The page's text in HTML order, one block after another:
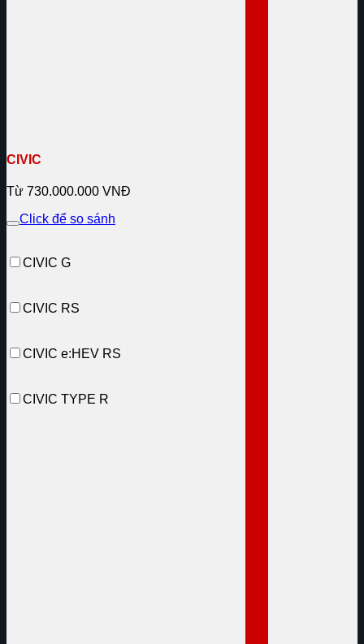
CIVIC
Từ 730.000.000 VNĐ
Click để so sánh
CIVIC G
CIVIC RS
CIVIC e:HEV RS
CIVIC TYPE R